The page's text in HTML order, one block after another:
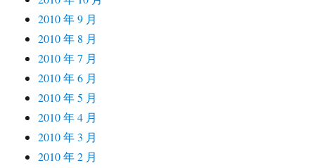
2010 年 9 月
2010 年 8 月
2010 年 7 月
2010 年 6 月
2010 年 5 月
2010 年 4 月
2010 年 3 月
2010 年 2 月